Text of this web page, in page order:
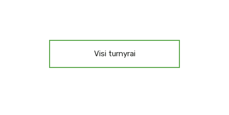
Visi turnyrai